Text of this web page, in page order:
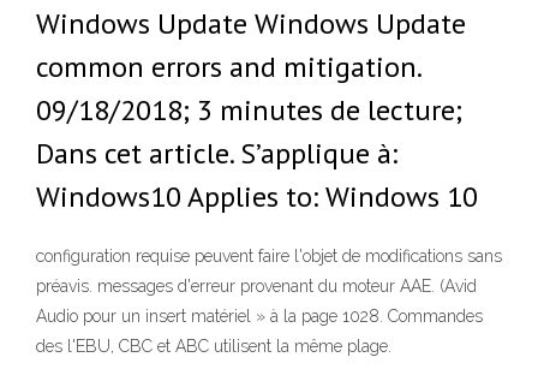
Windows Update Windows Update
common errors and mitigation.
09/18/2018; 3 minutes de lecture;
Dans cet article. S’applique à:
Windows10 Applies to: Windows 10
configuration requise peuvent faire l'objet de modifications sans
préavis. messages d'erreur provenant du moteur AAE. (Avid
Audio pour un insert matériel » à la page 1028. Commandes
des l'EBU, CBC et ABC utilisent la même plage.